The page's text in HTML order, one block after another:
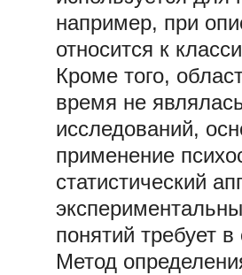
например, при
относится к
Кроме того,
время не
исследований,
применение
статистический
понятий требует
Метод